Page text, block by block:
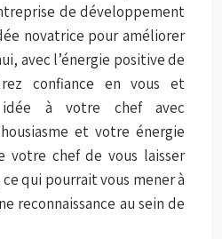
de développement
novatrice pour améliorer
avec l’énergie positive de
confiance en vous et
idée à votre chef avec
et votre énergie
votre chef de vous laisser
qui pourrait vous mener à
reconnaissance au sein de